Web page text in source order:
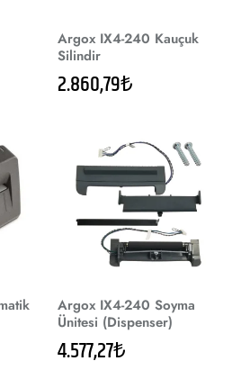
Argox IX4-240 Kauçuk
Silindir
2.860,79₺
Argox IX4-240 Soyma
Ünitesi (Dispenser)
4.577,27₺